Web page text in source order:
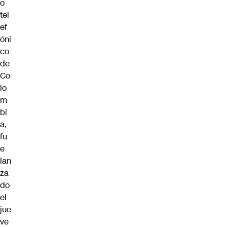
o
tel
ef
óni
co
de
Co
lo
m
bi
a,
fu
e
lan
za
do
el
jue
ve